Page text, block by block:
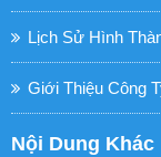
Lịch Sử Hình
Giới Thiệu Công
Nội Dung Khác